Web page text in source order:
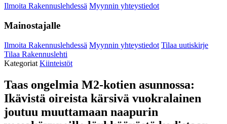
Ilmoita Rakennuslehdessä Myynnin yhteystiedot
Mainostajalle
Ilmoita Rakennuslehdessä Myynnin yhteystiedot Tilaa uutiskirje
Tilaa Rakennuslehti
Kategoriat Kiinteistöt
Taas ongelmia M2-kotien asunnossa:
Ikävistä oireista kärsivä vuokralainen
joutuu muuttamaan naapurin